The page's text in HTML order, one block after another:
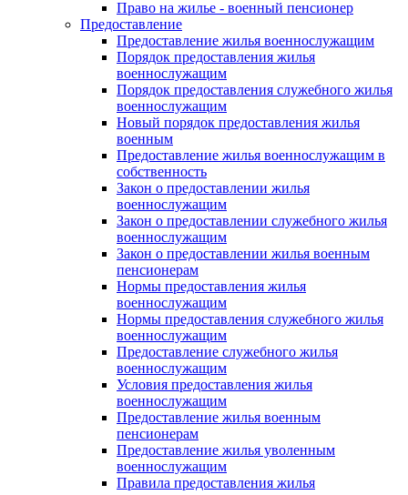
Право на жилье - военный пенсионер
Предоставление
Предоставление жилья военнослужащим
Порядок предоставления жилья
военнослужащим
Порядок предоставления служебного жилья
военнослужащим
Новый порядок предоставления жилья
военным
Предоставление жилья военнослужащим в
собственность
Закон о предоставлении жилья
военнослужащим
Закон о предоставлении служебного жилья
военнослужащим
Закон о предоставлении жилья военным
пенсионерам
Нормы предоставления жилья
военнослужащим
Нормы предоставления служебного жилья
военнослужащим
Предоставление служебного жилья
военнослужащим
Условия предоставления жилья
военнослужащим
Предоставление жилья военным
пенсионерам
Предоставление жилья уволенным
военнослужащим
Правила предоставления жилья